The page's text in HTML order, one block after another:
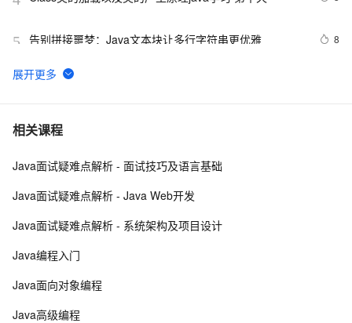
5 8
6 【JavaWeb】一文搞懂Java过滤器与拦截器的区别
7 Java编程中容易忽略的细节总结
8 方块人 Java并发——volatile关键字
息  --java1.8Group by    ---map迭代  --  设置单元格高度
10Eclipse+Jboss报java.lang.OutOfMemoryError：
相关课程
Java面试疑难点解析 - 面试技巧及语言基础
Java面试疑难点解析 - Java Web开发
Java面试疑难点解析 - 系统架构及项目设计
Java编程入门
Java面向对象编程
Java高级编程